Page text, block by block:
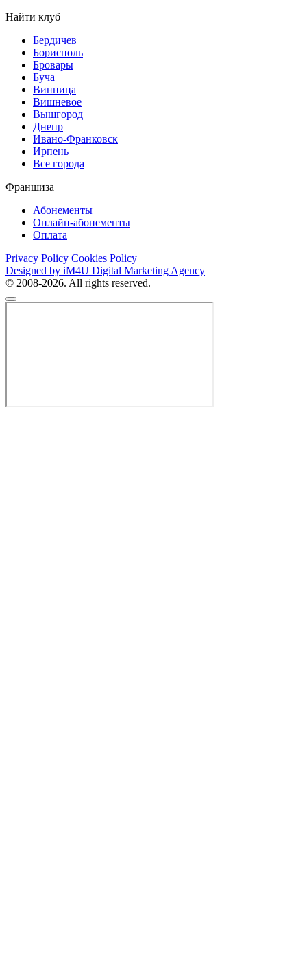
Найти клуб
Бердичев
Борисполь
Бровары
Буча
Винница
Вишневое
Вышгород
Днепр
Ивано-Франковск
Ирпень
Все города
Франшиза
Абонементы
Онлайн-абонементы
Оплата
Privacy Policy Cookies Policy
Designed by iM4U Digital Marketing Agency
© 2008-2026. All rights reserved.